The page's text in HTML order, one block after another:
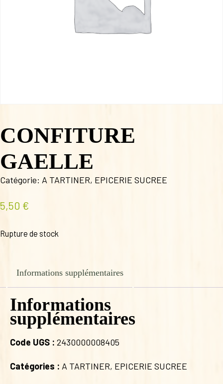
CONFITURE
GAELLE
Catégorie: A TARTINER, EPICERIE SUCREE
5,50 €
Rupture de stock
Informations supplémentaires
Informations
supplémentaires
Code UGS : 2430000008405
Catégories : A TARTINER, EPICERIE SUCREE